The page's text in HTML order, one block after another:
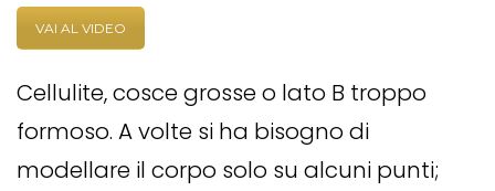
VAI AL VIDEO
Cellulite, cosce grosse o lato B troppo
formoso. A volte si ha bisogno di
modellare il corpo solo su alcuni punti;